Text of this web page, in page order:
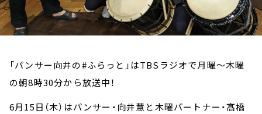
「パンサー向井の#ふらっと」はTBSラジオで月曜～木曜
の朝8時30分から放送中！
6月15日（木）はパンサー・向井慧と木曜パートナー・髙橋